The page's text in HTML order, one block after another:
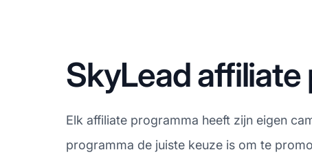
SkyLead
Elk affiliate programma heeft zijn eigen
programma de juiste keuze is om te